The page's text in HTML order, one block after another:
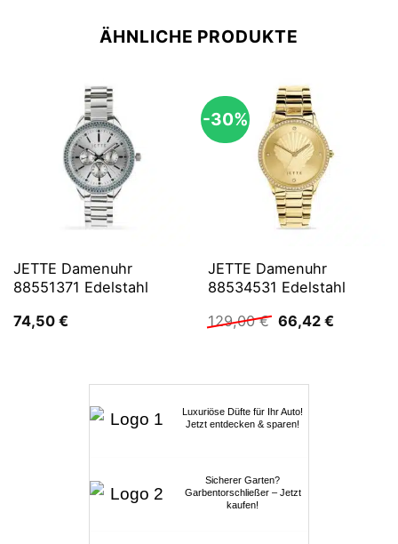
ÄHNLICHE PRODUKTE
JETTE Damenuhr
88551371 Edelstahl
74,50 €
-30%
JETTE Damenuhr
88534531 Edelstahl
129,00€ Ursprünglicher
Preis
66,42 €Aktueller
Luxuriöse Düfte für Ihr Auto!
Jetzt entdecken & sparen!
Sicherer Garten?
Garbentorschließer – Jetzt
kaufen!